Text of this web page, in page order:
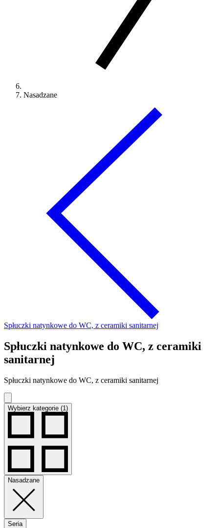
Nasadzane
Spłuczki natynkowe do WC, z ceramiki sanitarnej
Spłuczki natynkowe do WC, z ceramiki
sanitarnej
Spłuczki natynkowe do WC, z ceramiki sanitarnej
Wybierz kategorie (1)
Nasadzane
Seria